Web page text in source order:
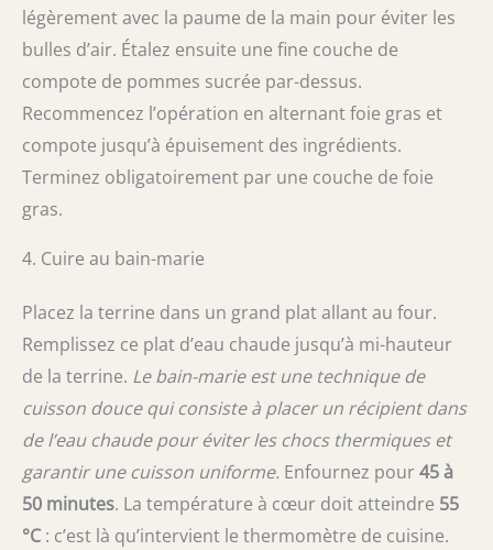
légèrement avec la paume de la main pour éviter les
bulles d’air. Étalez ensuite une fine couche de
compote de pommes sucrée par-dessus.
Recommencez l’opération en alternant foie gras et
compote jusqu’à épuisement des ingrédients.
Terminez obligatoirement par une couche de foie
gras.
4. Cuire au bain-marie
Placez la terrine dans un grand plat allant au four.
Remplissez ce plat d’eau chaude jusqu’à mi-hauteur
de la terrine. Le bain-marie est une technique de
cuisson douce qui consiste à placer un récipient dans
de l’eau chaude pour éviter les chocs thermiques et
garantir une cuisson uniforme. Enfournez pour45 à
50 minutes. La température à cœur doit atteindre 55
°C : c’est là qu’intervient le thermomètre de cuisine.